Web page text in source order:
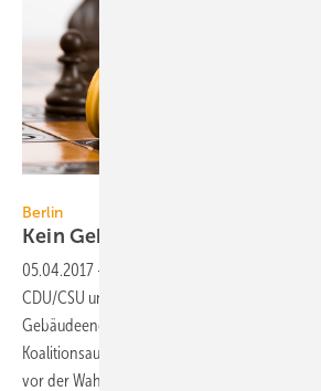
Berlin
Kein Gebäudeenergiegesetz
05.04.2017 -
CDU/CSU und SPD nicht gereicht, um einen
Gebäudeenergiegesetz (GEG) in den
Koalitionsausschuss konnte sich die GroKo
vor der Wahl durchringen. Ein Rückschlag für